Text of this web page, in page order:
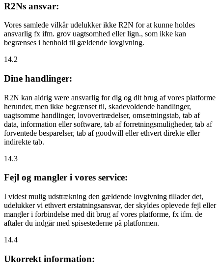
R2Ns ansvar:
Vores samlede vilkår udelukker ikke R2N for at kunne holdes
ansvarlig fx ifm. grov uagtsomhed eller lign., som ikke kan
begrænses i henhold til gældende lovgivning.
14.2
Dine handlinger:
R2N kan aldrig være ansvarlig for dig og dit brug af vores platforme
herunder, men ikke begrænset til, skadevoldende handlinger,
uagtsomme handlinger, lovovertrædelser, omsætningstab, tab af
data, information eller software, tab af forretningsmuligheder, tab af
forventede besparelser, tab af goodwill eller ethvert direkte eller
indirekte tab.
14.3
Fejl og mangler i vores service:
I videst mulig udstrækning den gældende lovgivning tillader det,
udelukker vi ethvert erstatningsansvar, der skyldes oplevede fejl eller
mangler i forbindelse med dit brug af vores platforme, fx ifm. de
aftaler du indgår med spisestederne på platformen.
14.4
Ukorrekt information: